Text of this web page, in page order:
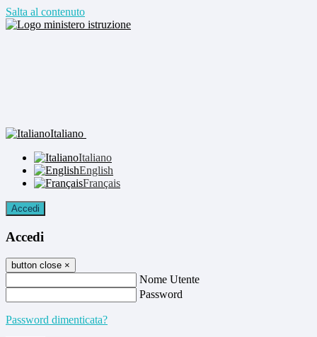
Salta al contenuto
Italiano
Italiano
English
Français
Accedi
Accedi
button close ×
Nome Utente
Password
Password dimenticata?